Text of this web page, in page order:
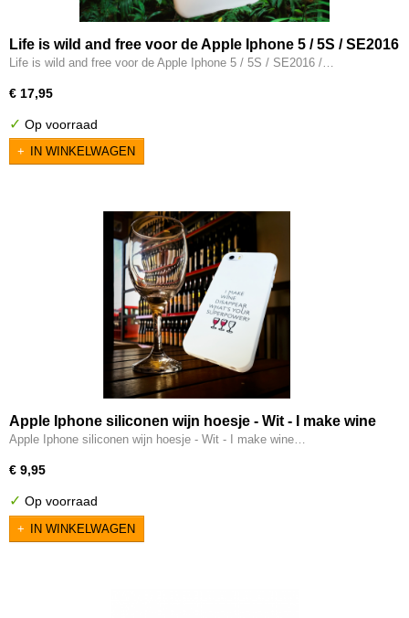
Life is wild and free voor de Apple Iphone 5 / 5S / SE2016
/ 6 / 6S / 7 / 8 / SE2020 / SE2022 / 7Plus / 8Plus / X / XS /
Life is wild and free voor de Apple Iphone 5 / 5S / SE2016 /…
€ 17,95
✓ Op voorraad
IN WINKELWAGEN
Apple Iphone siliconen wijn hoesje - Wit - I make wine
disappear whats your superpower?
Apple Iphone siliconen wijn hoesje - Wit - I make wine…
€ 9,95
✓ Op voorraad
IN WINKELWAGEN